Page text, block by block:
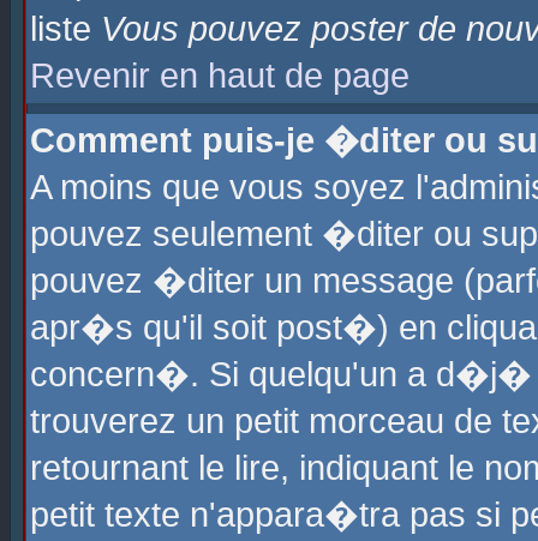
liste Vous pouvez poster de
Revenir en haut de page
Comment puis-je �diter ou
A moins que vous soyez
pouvez seulement �diter ou
pouvez �diter un message
apr�s qu'il soit post�) en
concern�. Si quelqu'un a
trouverez un petit morceau de
retournant le lire, indiquant le
petit texte n'appara�tra pas si